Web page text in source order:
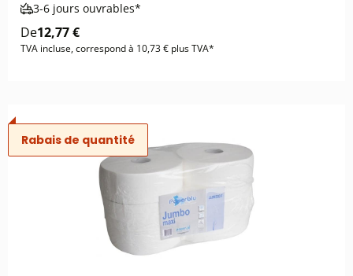
3-6 jours ouvrables*
De12,77 €
TVA incluse, correspond à 10,73 € plus TVA*
Rabais de quantité